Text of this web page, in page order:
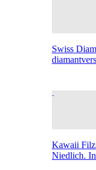
Swiss
Kawaii
Niedlich.